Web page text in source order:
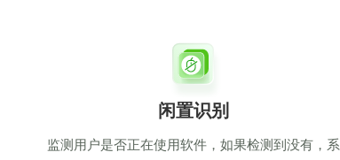
闲置识别
监测用户是否正在使用软件，如果检测到没有，系